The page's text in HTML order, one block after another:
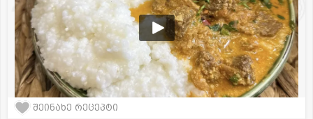
შეინახე რეცეპტი